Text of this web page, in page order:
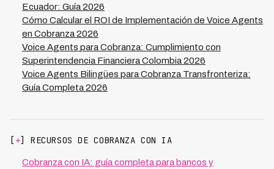
acertadas sobre qué casos necesitan atención
especializada.
Ecuador: Guía 2026
Cómo Calcular el ROI de Implementación de Voice Agents
en Cobranza 2026
Voice Agents para Cobranza: Cumplimiento con
Superintendencia Financiera Colombia 2026
Voice Agents Bilingües para Cobranza Transfronteriza:
Guía Completa 2026
[ +] RECURSOS DE COBRANZA CON IA
Cobranza con IA: guía completa para bancos y